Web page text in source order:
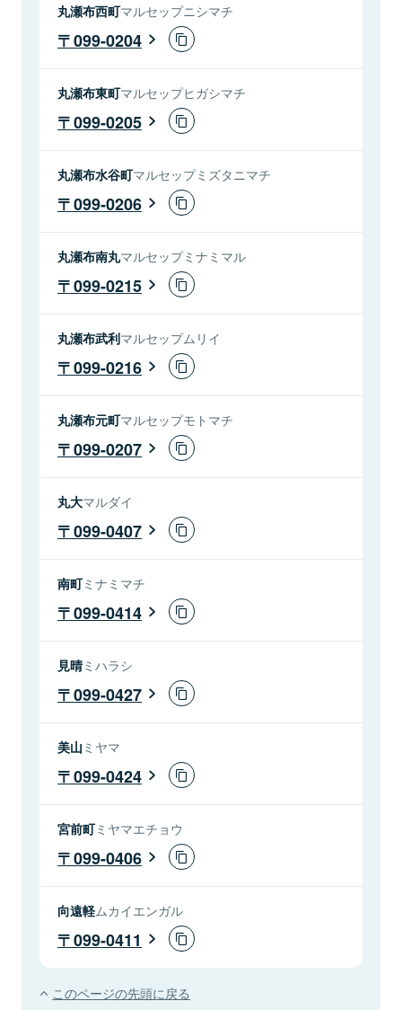
丸瀬布西町マルセップニシマチ
099-0204
丸瀬布東町マルセップヒガシマチ
099-0205
丸瀬布水谷町マルセップミズタニマチ
099-0206
丸瀬布南丸マルセップミナミマル
099-0215
丸瀬布武利マルセップムリイ
099-0216
丸瀬布元町マルセップモトマチ
099-0207
丸大マルダイ
099-0407
南町ミナミマチ
099-0414
見晴ミハラシ
099-0427
美山 ミヤマ
099-0424
宮前町ミヤマエチョウ
099-0406
向遠軽ムカイエンガル
099-0411
このページの先頭に戻る